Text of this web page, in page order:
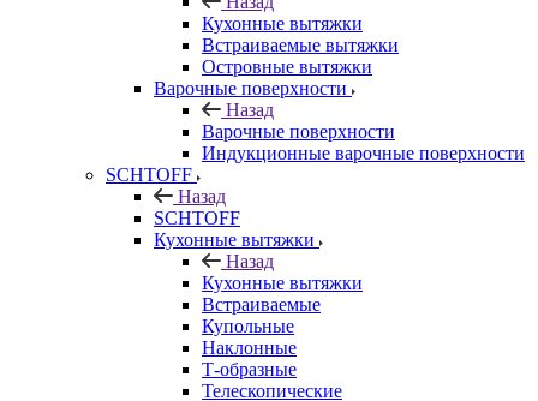
Кухонные вытяжки
Встраиваемые вытяжки
Островные вытяжки
Варочные поверхности
Назад
Варочные поверхности
Индукционные варочные поверхности
SCHTOFF
Назад
SCHTOFF
Кухонные вытяжки
Назад
Кухонные вытяжки
Встраиваемые
Купольные
Наклонные
Т-образные
Телескопические